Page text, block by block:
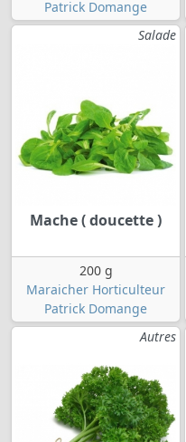
Patrick Domange
Salade
Mache ( doucette )
200 g
Maraicher Horticulteur
Patrick Domange
Autres